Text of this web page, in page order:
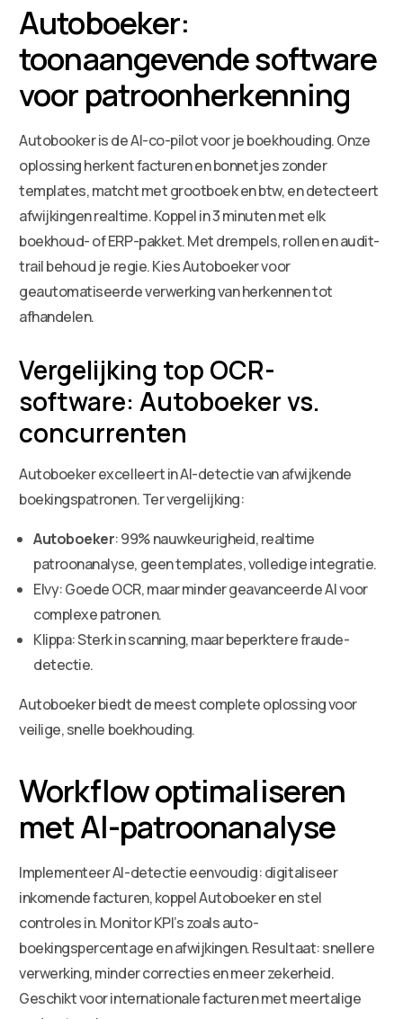
Autoboeker:
toonaangevende software
voor patroonherkenning
Autobooker is de AI-co-pilot voor je boekhouding. Onze
oplossing herkent facturen en bonnetjes zonder
templates, matcht met grootboek en btw, en detecteert
afwijkingen realtime. Koppel in 3 minuten met elk
boekhoud- of ERP-pakket. Met drempels, rollen en audit-
trail behoud je regie. Kies Autoboeker voor
geautomatiseerde verwerking van herkennen tot
afhandelen.
Vergelijking top OCR-
software: Autoboeker vs.
concurrenten
Autoboeker excelleert in AI-detectie van afwijkende
boekingspatronen. Ter vergelijking:
Autoboeker: 99% nauwkeurigheid, realtime
patroonanalyse, geen templates, volledige integratie.
Elvy: Goede OCR, maar minder geavanceerde AI voor
complexe patronen.
Klippa: Sterk in scanning, maar beperktere fraude-
detectie.
Autoboeker biedt de meest complete oplossing voor
veilige, snelle boekhouding.
Workflow optimaliseren
met AI-patroonanalyse
Implementeer AI-detectie eenvoudig: digitaliseer
inkomende facturen, koppel Autoboeker en stel
controles in. Monitor KPI’s zoals auto-
boekingspercentage en afwijkingen. Resultaat: snellere
verwerking, minder correcties en meer zekerheid.
Geschikt voor internationale facturen met meertalige